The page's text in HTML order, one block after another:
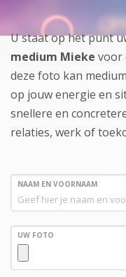
U staat op het punt
medium Mieke voor
deze foto kan
op jouw energie en
snellere en
relaties, werk of
NAAM EN VOORNAAM
UW FOTO